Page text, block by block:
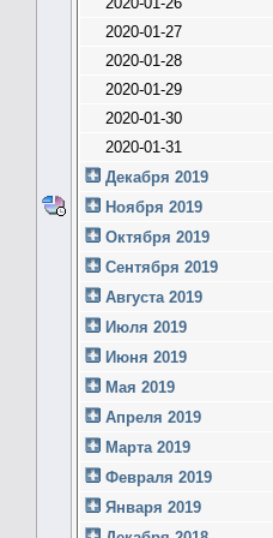
2020-01-27
2020-01-28
2020-01-29
2020-01-30
2020-01-31
Декабря 2019
Ноября 2019
Октября 2019
Сентября 2019
Августа 2019
Июля 2019
Июня 2019
Мая 2019
Апреля 2019
Марта 2019
Февраля 2019
Января 2019